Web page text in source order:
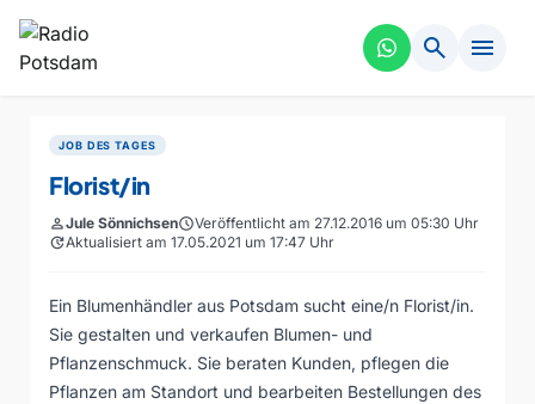
search menu
JOB DES TAGES
Florist/in
personJule SönnichsenscheduleVeröffentlicht am 27.12.2016 um 05:30 Uhr
updateAktualisiert am 17.05.2021 um 17:47 Uhr
Ein Blumenhändler aus Potsdam sucht eine/n Florist/in.
Sie gestalten und verkaufen Blumen- und
Pflanzenschmuck. Sie beraten Kunden, pflegen die
Pflanzen am Standort und bearbeiten Bestellungen des